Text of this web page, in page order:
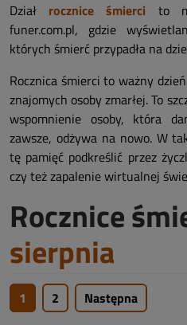
Dział rocznice śmierci to
funer.com.pl, gdzie
których śmierć przypadła na
Rocznica śmierci to ważny
znajomych osoby zmarłej. To
wspomnienie osoby, która
zawsze, odżywa na nowo. W
tę pamięć podkreślić przez
czy też zapalenie wirtualnej
Rocznice
sierpnia
1 2 Następna